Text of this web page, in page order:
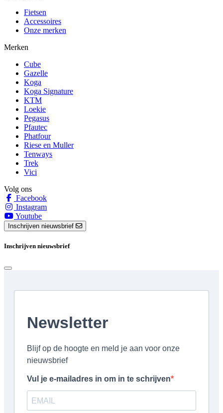
Fietsen
Accessoires
Onze merken
Merken
Cube
Gazelle
Koga
Koga Signature
KTM
Loekie
Pegasus
Pfautec
Phatfour
Riese en Muller
Tenways
Trek
Vici
Volg ons
Facebook
Instagram
Youtube
Inschrijven nieuwsbrief
Inschrijven nieuwsbrief